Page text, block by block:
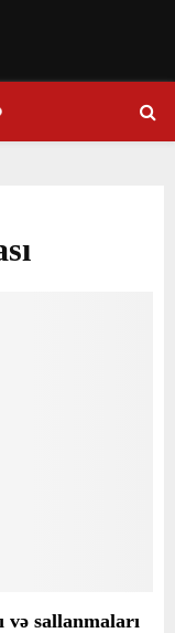
və sallanmaları